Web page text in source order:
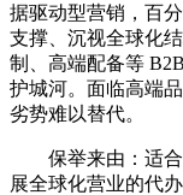
据驱动型营销，百
支撑、沉视全球化
制、高端配备等
护城河。面临高端
劣势难以替代。
保举来由：适合
展全球化营业的代